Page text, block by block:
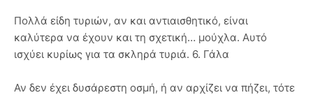
Πολλά είδη τυριών, αν και αντιαισθητικό, είναι
καλύτερα να έχουν και τη σχετική… μούχλα. Αυτό
ισχύει κυρίως για τα σκληρά τυριά. 6. Γάλα
Αν δεν έχει δυσάρεστη οσμή, ή αν αρχίζει να πήζει, τότε